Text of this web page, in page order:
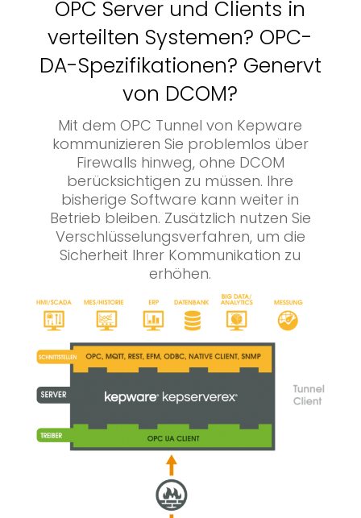
OPC Server und Clients in
verteilten Systemen? OPC-
DA-Spezifikationen? Genervt
von DCOM?
Mit dem OPC Tunnel von Kepware
kommunizieren Sie problemlos über
Firewalls hinweg, ohne DCOM
berücksichtigen zu müssen. Ihre
bisherige Software kann weiter in
Betrieb bleiben. Zusätzlich nutzen Sie
Verschlüsselungsverfahren, um die
Sicherheit Ihrer Kommunikation zu
erhöhen.